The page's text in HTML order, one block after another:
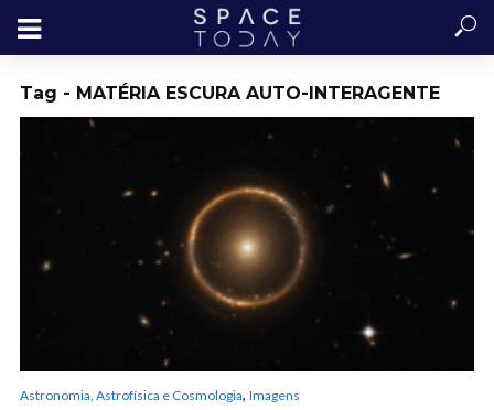
Tag - MATÉRIA ESCURA AUTO-INTERAGENTE
Astronomia, Astrofísica e Cosmologia, Imagens